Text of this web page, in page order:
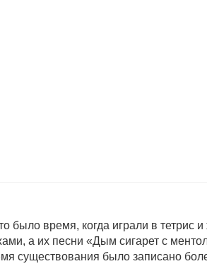
время, когда играли в тетрис и
а их песни «Дым сигарет с
существования было записано